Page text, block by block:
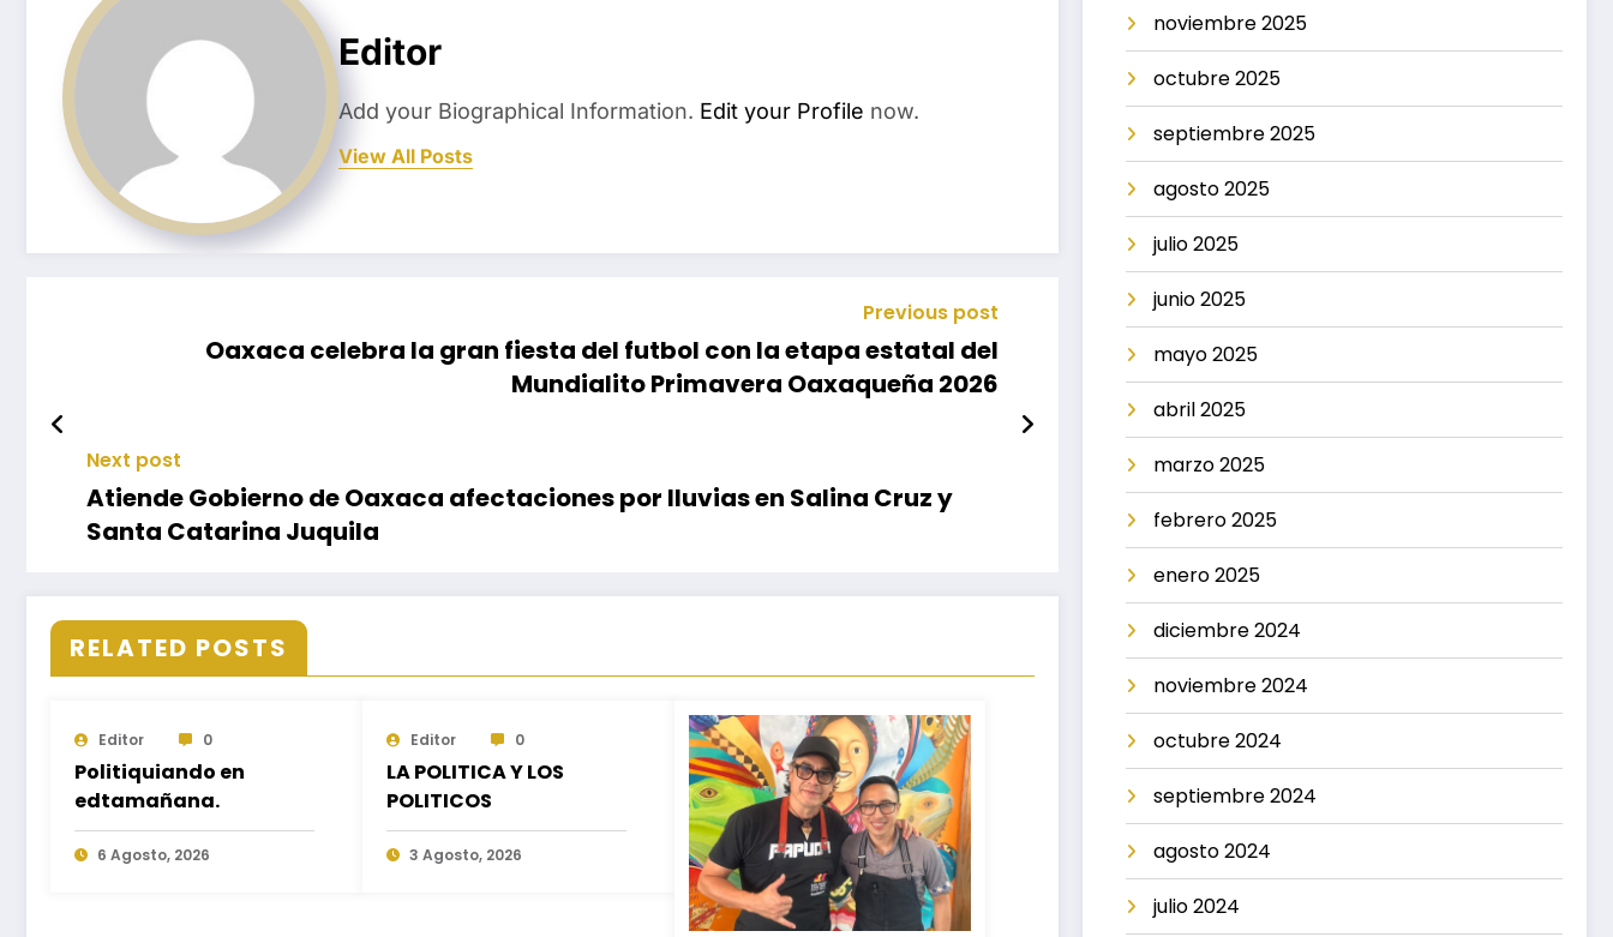
Editor
Add your Biographical Information. Edit your Profile now.
View All Posts
Previous post
Oaxaca celebra la gran fiesta del futbol con la etapa estatal del
Mundialito Primavera Oaxaqueña 2026
Next post
Atiende Gobierno de Oaxaca afectaciones por lluvias en Salina Cruz y
Santa Catarina Juquila
RELATED POSTS
Editor 0
Politiquiando en
edtamañana.
6 Agosto, 2026
Editor 0
LA POLITICA Y LOS
POLITICOS
3 Agosto, 2026
noviembre 2025
octubre 2025
septiembre 2025
agosto 2025
julio 2025
junio 2025
mayo 2025
abril 2025
marzo 2025
febrero 2025
enero 2025
diciembre 2024
noviembre 2024
octubre 2024
septiembre 2024
agosto 2024
julio 2024